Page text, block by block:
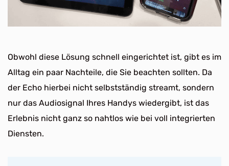
Obwohl diese Lösung schnell eingerichtet ist, gibt es im
Alltag ein paar Nachteile, die Sie beachten sollten. Da
der Echo hierbei nicht selbstständig streamt, sondern
nur das Audiosignal Ihres Handys wiedergibt, ist das
Erlebnis nicht ganz so nahtlos wie bei voll integrierten
Diensten.